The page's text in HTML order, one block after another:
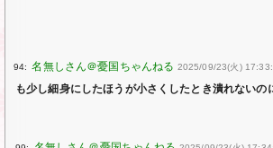
94: 2025/09/23(火)
も少し細身にしたほうが小さくしたとき潰れないの